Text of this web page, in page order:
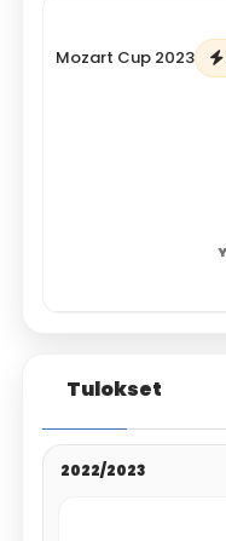
Mozart Cup 2023
Tulokset
2022/2023